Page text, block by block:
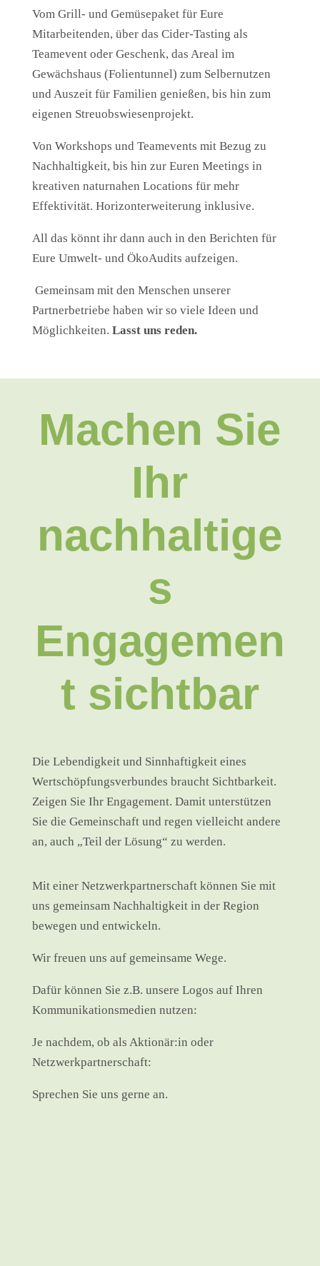
Vom Grill- und Gemüsepaket für Eure
Mitarbeitenden, über das Cider-Tasting als
Teamevent oder Geschenk, das Areal im
Gewächshaus (Folientunnel) zum Selbernutzen
und Auszeit für Familien genießen, bis hin zum
eigenen Streuobswiesenprojekt.
Von Workshops und Teamevents mit Bezug zu
Nachhaltigkeit, bis hin zur Euren Meetings in
kreativen naturnahen Locations für mehr
Effektivität. Horizonterweiterung inklusive.
All das könnt ihr dann auch in den Berichten für
Eure Umwelt- und ÖkoAudits aufzeigen.
Gemeinsam mit den Menschen unserer
Partnerbetriebe haben wir so viele Ideen und
Möglichkeiten. Lasst uns reden.
Machen Sie
Ihr
nachhaltige
s
Engagemen
t sichtbar
Die Lebendigkeit und Sinnhaftigkeit eines
Wertschöpfungsverbundes braucht Sichtbarkeit.
Zeigen Sie Ihr Engagement. Damit unterstützen
Sie die Gemeinschaft und regen vielleicht andere
an, auch „Teil der Lösung“ zu werden.
Mit einer Netzwerkpartnerschaft können Sie mit
uns gemeinsam Nachhaltigkeit in der Region
bewegen und entwickeln.
Wir freuen uns auf gemeinsame Wege.
Dafür können Sie z.B. unsere Logos auf Ihren
Kommunikationsmedien nutzen:
Je nachdem, ob als Aktionär:in oder
Netzwerkpartnerschaft:
Sprechen Sie uns gerne an.